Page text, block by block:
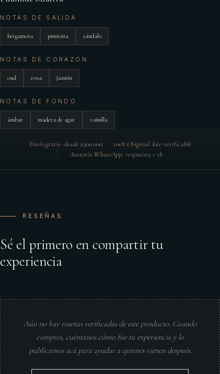
NOTAS DE SALIDA
bergamota pimienta sándalo
NOTAS DE CORAZÓN
oud rosa jazmín
NOTAS DE FONDO
ámbar madera de agar vainilla
Envío gratis· desde $300.000 100% Original· lote verificable
Asesoría WhatsApp· respuesta < 1h
RESEÑAS
Sé el primero en compartir tu
experiencia
Aún no hay reseñas verificadas de este producto. Cuando
compres, cuéntanos cómo fue tu experiencia y lo
publicamos acá para ayudar a quienes vienen después.